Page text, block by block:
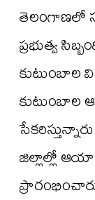
తెలంగాణలో
ప్రభుత్వ
కుటుంబాల
కుటుంబాల
జిల్లాల్లో ఆయా